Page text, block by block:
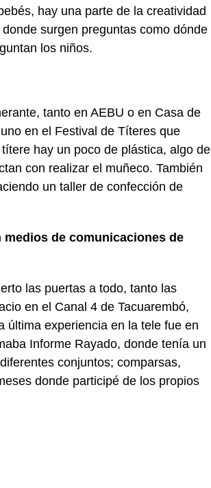
hay una parte de la creatividad
surgen preguntas como dónde
los niños.
tanto en AEBU o en Casa de
en el Festival de Títeres que
hay un poco de plástica, algo de
con realizar el muñeco. También
un taller de confección de
medios de comunicaciones de
las puertas a todo, tanto las
en el Canal 4 de Tacuarembó,
última experiencia en la tele fue en
Informe Rayado, donde tenía un
conjuntos; comparsas,
donde participé de los propios